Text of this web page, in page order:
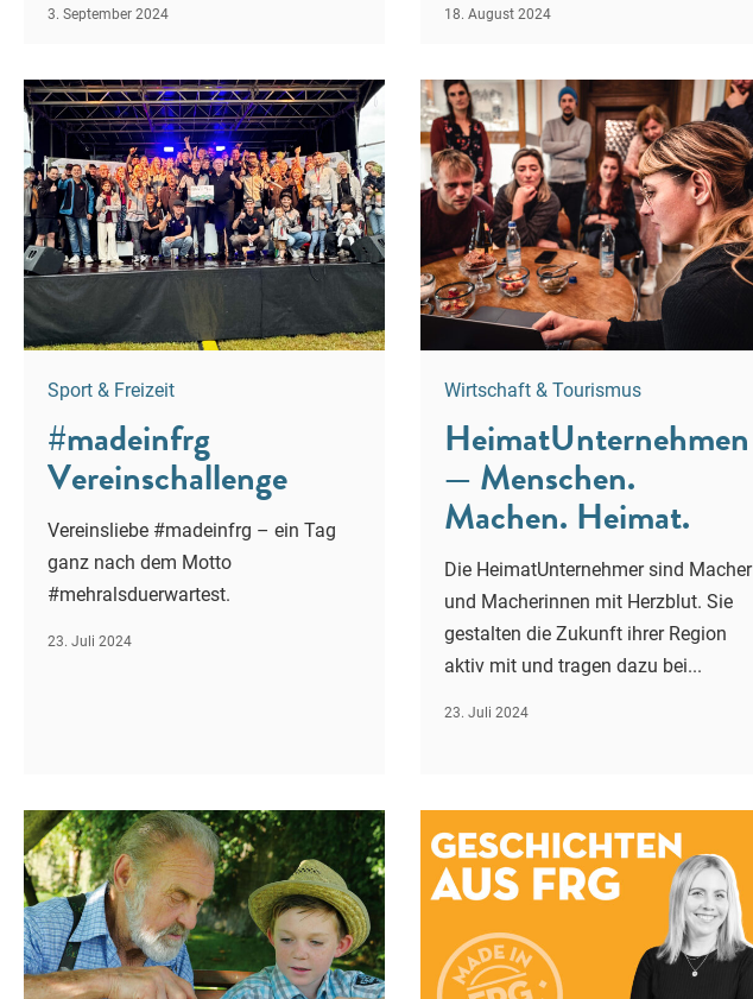
3. September 2024 18. August 2024
Sport & Freizeit
#madeinfrg
Vereinschallenge
Vereinsliebe #madeinfrg – ein Tag
ganz nach dem Motto
#mehralsduerwartest.
23. Juli 2024
Wirtschaft & Tourismus
HeimatUnternehmen
— Menschen.
Machen. Heimat.
Die HeimatUnternehmer sind Macher
und Macherinnen mit Herzblut. Sie
gestalten die Zukunft ihrer Region
aktiv mit und tragen dazu bei...
23. Juli 2024